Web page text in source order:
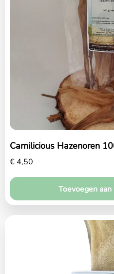
Amana
Maak
Carnilicious Hazenoren
€4,50
Toevoegen